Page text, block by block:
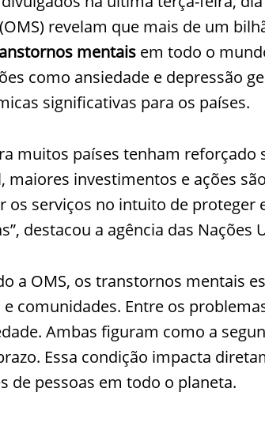
revelam que mais de um
mentais em todo o
como ansiedade e depressão
significativas para os países.
muitos países tenham
maiores investimentos e ações
os serviços no intuito de proteger
destacou a agência das Nações
a OMS, os transtornos mentais
e comunidades. Entre os
Ambas figuram como a
Essa condição impacta
de pessoas em todo o planeta.